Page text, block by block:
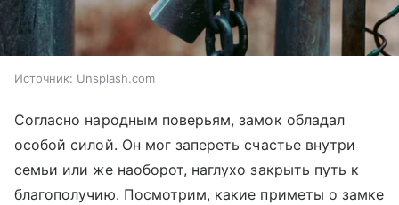
Источник: Unsplash.com
Согласно народным поверьям, замок обладал
особой силой. Он мог запереть счастье внутри
семьи или же наоборот, наглухо закрыть путь к
благополучию. Посмотрим, какие приметы о замке